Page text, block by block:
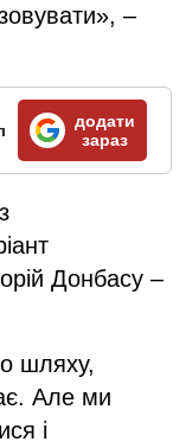
–
додати
зараз
Донбасу –
шляху,
Але ми
і